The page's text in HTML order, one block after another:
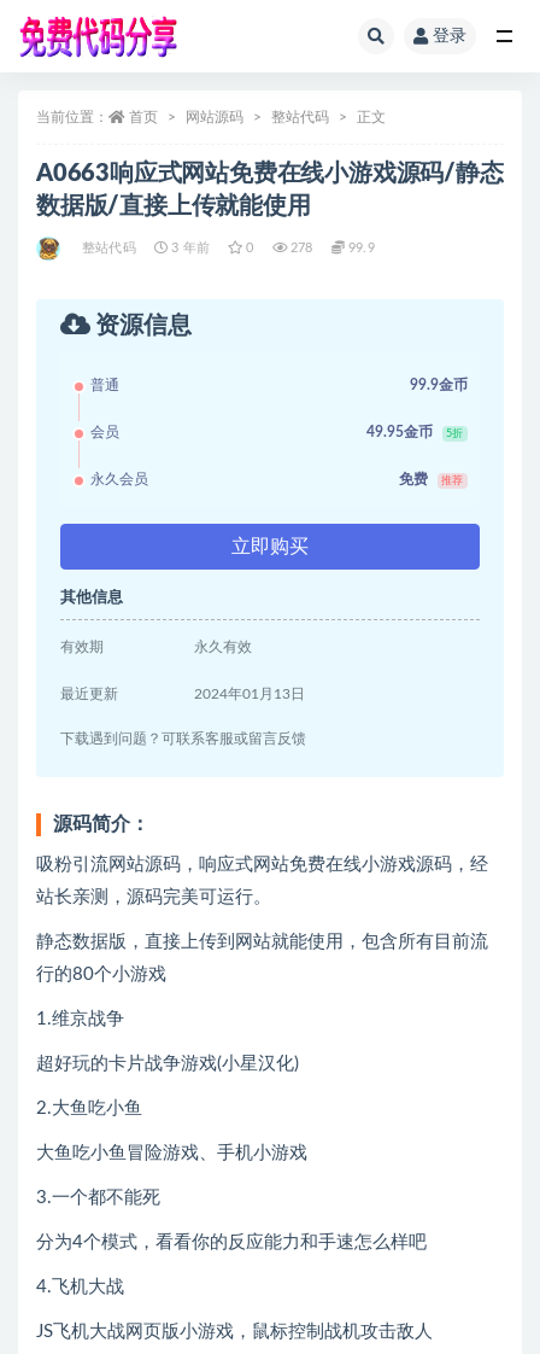
登录
当前位置： 首页 网站源码 整站代码 正文
A0663响应式网站免费在线小游戏源码/静态
数据版/直接上传就能使用
整站代码 3 年前 0 278 99.9
资源信息
普通 99.9金币
会员 49.95金币 5折
永久会员 免费 推荐
立即购买
其他信息
有效期 永久有效
最近更新 2024年01月13日
下载遇到问题？可联系客服或留言反馈
源码简介：
吸粉引流网站源码，响应式网站免费在线小游戏源码，经
站长亲测，源码完美可运行。
静态数据版，直接上传到网站就能使用，包含所有目前流
行的80个小游戏
1.维京战争
超好玩的卡片战争游戏(小星汉化)
2.大鱼吃小鱼
大鱼吃小鱼冒险游戏、手机小游戏
3.一个都不能死
分为4个模式，看看你的反应能力和手速怎么样吧
4.飞机大战
JS飞机大战网页版小游戏，鼠标控制战机攻击敌人